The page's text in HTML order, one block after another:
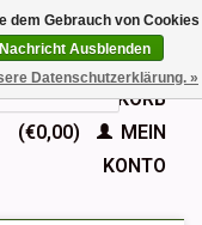
Deutsch
Nederlands
English
IHR WARENKORB
(€0,00)
MEIN
KONTO
dem Gebrauch von Cookies
Ausblenden
Datenschutzerklärung. »